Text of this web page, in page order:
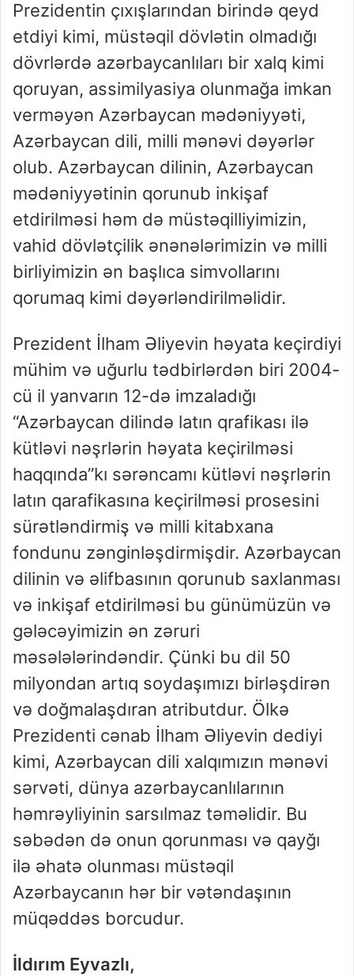
Prezidentin çıxışlarından birində qeyd
etdiyi kimi, müstəqil dövlətin olmadığı
dövrlərdə azərbaycanlıları bir xalq kimi
qoruyan, assimilyasiya olunmağa imkan
verməyən Azərbaycan mədəniyyəti,
Azərbaycan dili, milli mənəvi dəyərlər
olub. Azərbaycan dilinin, Azərbaycan
mədəniyyətinin qorunub inkişaf
etdirilməsi həm də müstəqilliyimizin,
vahid dövlətçilik ənənələrimizin və milli
birliyimizin ən başlıca simvollarını
qorumaq kimi dəyərləndirilməlidir.
Prezident İlham Əliyevin həyata keçirdiyi
mühim və uğurlu tədbirlərdən biri 2004-
cü il yanvarın 12-də imzaladığı
“Azərbaycan dilində latın qrafikası ilə
kütləvi nəşrlərin həyata keçirilməsi
haqqında”kı sərəncamı kütləvi nəşrlərin
latın qarafikasına keçirilməsi prosesini
sürətləndirmiş və milli kitabxana
fondunu zənginləşdirmişdir. Azərbaycan
dilinin və əlifbasının qorunub saxlanması
və inkişaf etdirilməsi bu günümüzün və
gələcəyimizin ən zəruri
məsələlərindəndir. Çünki bu dil 50
milyondan artıq soydaşımızı birləşdirən
və doğmalaşdıran atributdur. Ölkə
Prezidenti cənab İlham Əliyevin dediyi
kimi, Azərbaycan dili xalqımızın mənəvi
sərvəti, dünya azərbaycanlılarının
həmrəyliyinin sarsılmaz təməlidir. Bu
səbədən də onun qorunması və qayğı
ilə əhatə olunması müstəqil
Azərbaycanın hər bir vətəndaşının
müqəddəs borcudur.
İldırım Eyvazlı,